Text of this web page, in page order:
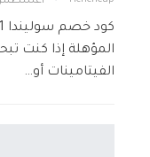
المؤهلة إذا كنت
الفيتامينات أو…